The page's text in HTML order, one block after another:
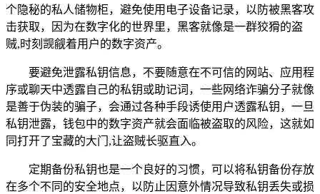
个隐秘的私人储物柜，避免使用电子设备记录，以防被黑客攻
击获取，因为在数字化的世界里，黑客就像是一群狡猾的盗
贼,时刻觊觎着用户的数字资产。
要避免泄露私钥信息，不要随意在不可信的网站、应用程
序或聊天中透露自己的私钥或助记词，一些网络诈骗分子就像
是善于伪装的骗子，会通过各种手段诱使用户透露私钥，一旦
私钥泄露，钱包中的数字资产就会面临被盗取的风险，这就如
同打开了宝藏的大门,让盗贼长驱直入。
定期备份私钥也是一个良好的习惯，可以将私钥备份存放
在多个不同的安全地点，以防止因意外情况导致私钥丢失或损